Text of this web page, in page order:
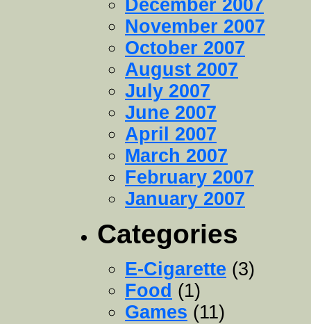
December 2007
November 2007
October 2007
August 2007
July 2007
June 2007
April 2007
March 2007
February 2007
January 2007
Categories
E-Cigarette (3)
Food (1)
Games (11)